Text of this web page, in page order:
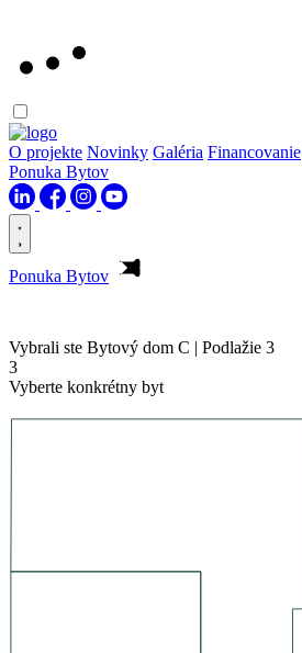
O projekte Novinky Galéria Financovanie
Ponuka Bytov
Ponuka Bytov
Vybrali ste Bytový dom C | Podlažie 3
3
Vyberte konkrétny byt